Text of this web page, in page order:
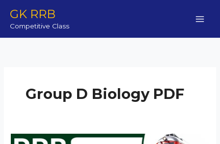
content
GK RRB
Competitive Class
Group D Biology PDF